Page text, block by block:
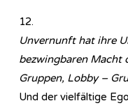
12.
Unvernunft hat ihre
bezwingbaren Macht
Gruppen, Lobby –
Und der vielfältige